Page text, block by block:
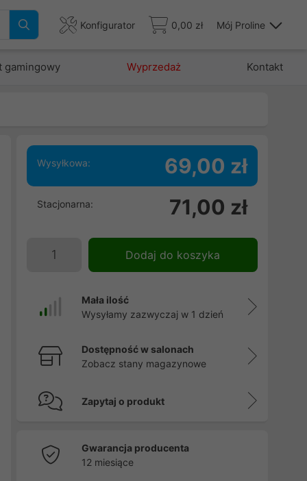
Konfigurator 0,00 zł Mój Proline
gamingowy Wyprzedaż Kontakt
Wysyłkowa: 69,00 zł
Stacjonarna: 71,00 zł
Dodaj do koszyka
Mała ilość
Wysyłamy zazwyczaj w 1 dzień
Dostępność w salonach
Zobacz stany magazynowe
Zapytaj o produkt
Gwarancja producenta
12 miesiące